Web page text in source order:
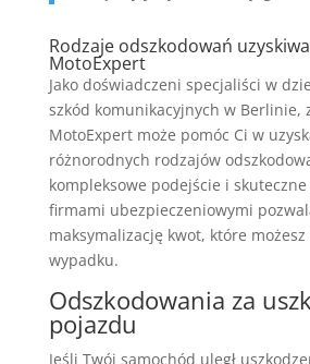
Rodzaje odszkodowań
MotoExpert
Jako doświadczeni specjaliści w
szkód komunikacyjnych w Berlinie,
MotoExpert może pomóc Ci w
różnorodnych rodzajów
kompleksowe podejście i
firmami ubezpieczeniowymi
maksymalizację kwot, które
wypadku.
Odszkodowania za
pojazdu
Jeśli Twój samochód uległ